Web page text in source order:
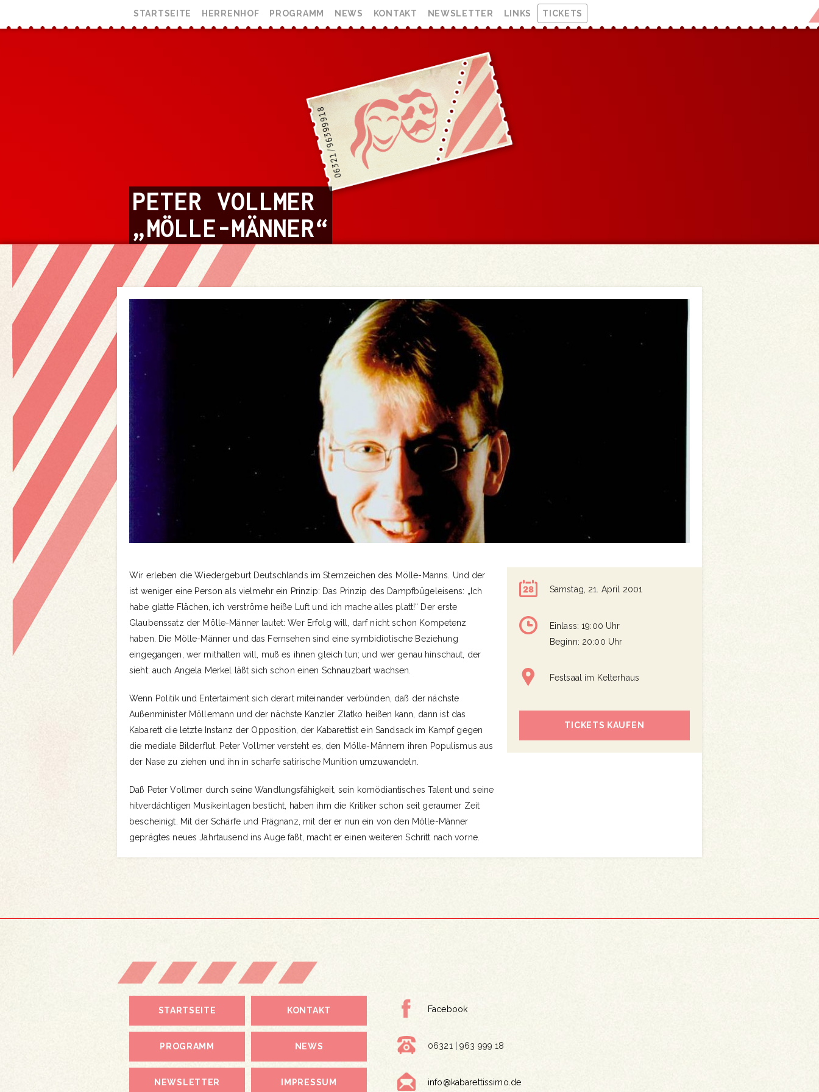
STARTSEITE HERRENHOF PROGRAMM NEWS KONTAKT NEWSLETTER LINKS TICKETS
PETER VOLLMER
„MÖLLE-MÄNNER“
Wir erleben die Wiedergeburt Deutschlands im Sternzeichen des Mölle-Manns. Und der
ist weniger eine Person als vielmehr ein Prinzip: Das Prinzip des Dampfbügeleisens: „Ich
habe glatte Flächen, ich verströme heiße Luft und ich mache alles platt!“ Der erste
Glaubenssatz der Mölle-Männer lautet: Wer Erfolg will, darf nicht schon Kompetenz
haben. Die Mölle-Männer und das Fernsehen sind eine symbidiotische Beziehung
eingegangen, wer mithalten will, muß es ihnen gleich tun; und wer genau hinschaut, der
sieht: auch Angela Merkel läßt sich schon einen Schnauzbart wachsen.
Wenn Politik und Entertaiment sich derart miteinander verbünden, daß der nächste
Außenminister Möllemann und der nächste Kanzler Zlatko heißen kann, dann ist das
Kabarett die letzte Instanz der Opposition, der Kabarettist ein Sandsack im Kampf gegen
die mediale Bilderflut. Peter Vollmer versteht es, den Mölle-Männern ihren Populismus aus
der Nase zu ziehen und ihn in scharfe satirische Munition umzuwandeln.
Daß Peter Vollmer durch seine Wandlungsfähigkeit, sein komödiantisches Talent und seine
hitverdächtigen Musikeinlagen besticht, haben ihm die Kritiker schon seit geraumer Zeit
bescheinigt. Mit der Schärfe und Prägnanz, mit der er nun ein von den Mölle-Männer
geprägtes neues Jahrtausend ins Auge faßt, macht er einen weiteren Schritt nach vorne.
Samstag, 21. April 2001
Einlass: 19:00 Uhr
Beginn: 20:00 Uhr
Festsaal im Kelterhaus
TICKETS KAUFEN
STARTSEITE KONTAKT
PROGRAMM NEWS
NEWSLETTER IMPRESSUM
Facebook
06321 | 963 999 18
info@kabarettissimo.de